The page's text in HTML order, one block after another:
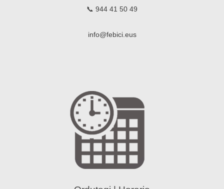
📞 944 41 50 49
info@febici.eus